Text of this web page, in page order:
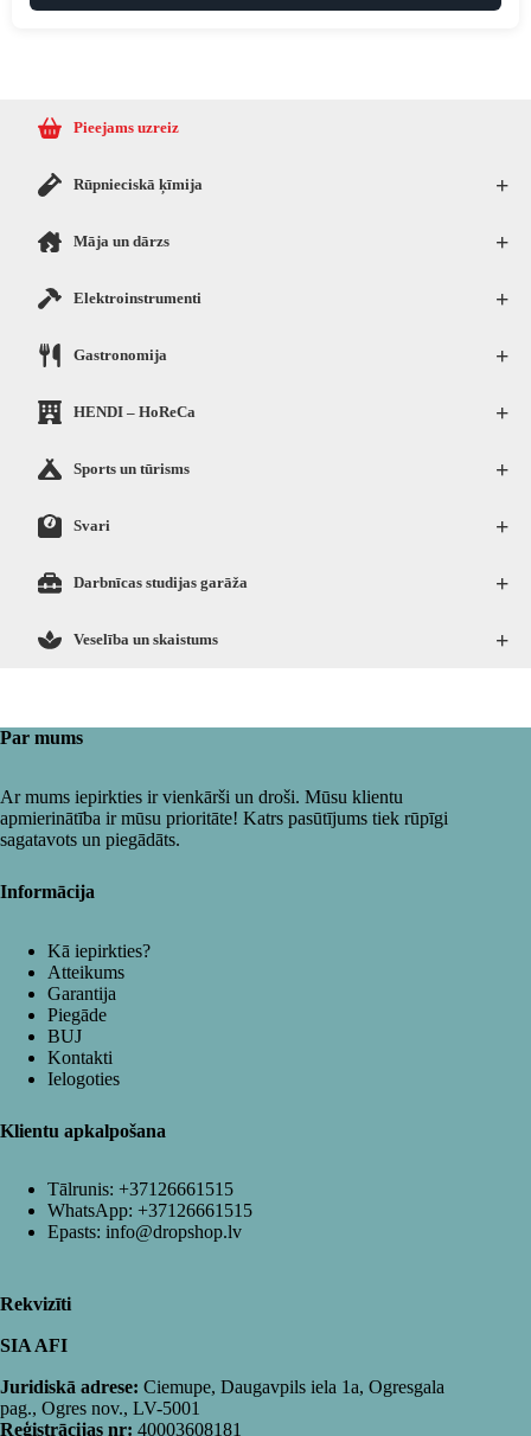
Pieejams uzreiz
+
Rūpnieciskā ķīmija
+
Māja un dārzs
+
Elektroinstrumenti
+
Gastronomija
+
HENDI – HoReCa
+
Sports un tūrisms
+
Svari
+
Darbnīcas studijas garāža
+
Veselība un skaistums
Par mums
Ar mums iepirkties ir vienkārši un droši. Mūsu klientu
apmierinātība ir mūsu prioritāte! Katrs pasūtījums tiek rūpīgi
sagatavots un piegādāts.
Informācija
Kā iepirkties?
Atteikums
Garantija
Piegāde
BUJ
Kontakti
Ielogoties
Klientu apkalpošana
Tālrunis: +37126661515
WhatsApp: +37126661515
Epasts: info@dropshop.lv
Rekvizīti
SIA AFI
Juridiskā adrese: Ciemupe, Daugavpils iela 1a, Ogresgala
pag., Ogres nov., LV-5001
Reģistrācijas nr: 40003608181